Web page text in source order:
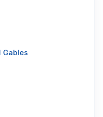
Gables